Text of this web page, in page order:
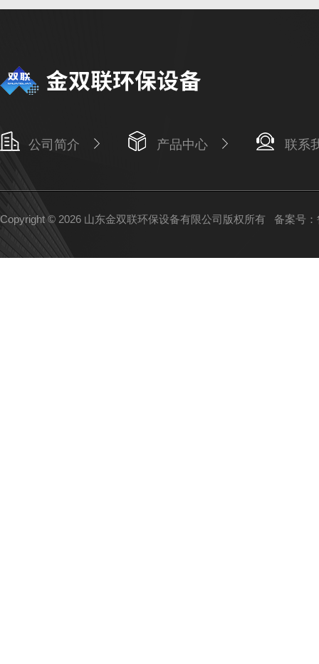
公司简介 产品中心 联系
Copyright © 2026 山东金双联环保设备有限公司版权所有 备案号